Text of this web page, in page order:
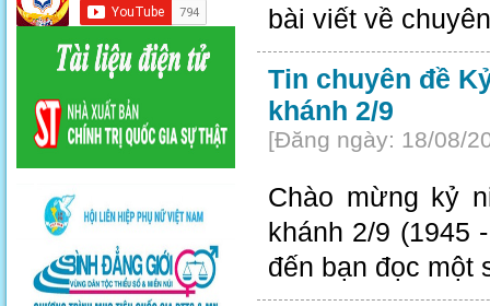
bài viết về
Tin chuyên đề
khánh 2/9
[Đăng ngày: 18/08/
Chào mừng kỷ
khánh 2/9 (1945
đến bạn đọc một